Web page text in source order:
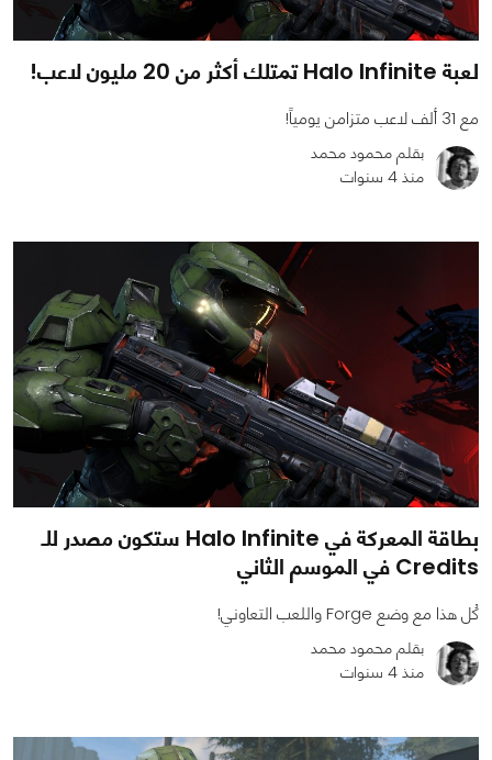
0
لعبة Halo Infinite تمتلك أكثر من 20 مليون لاعب!
مع 31 ألف لاعب متزامن يومياً!
بقلم محمود محمد
منذ 4 سنوات
1041
0
0
بطاقة المعركة في Halo Infinite ستكون مصدر للـ
Credits في الموسم الثاني
كُل هذا مع وضع Forge واللعب التعاوني!
بقلم محمود محمد
منذ 4 سنوات